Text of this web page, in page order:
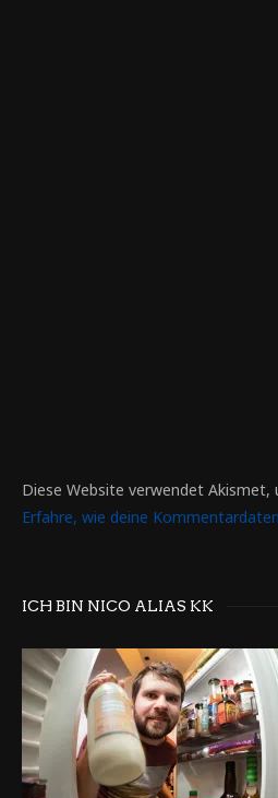
Diese Website verwendet Akismet,
Erfahre, wie deine
ICH BIN NICO ALIAS KK